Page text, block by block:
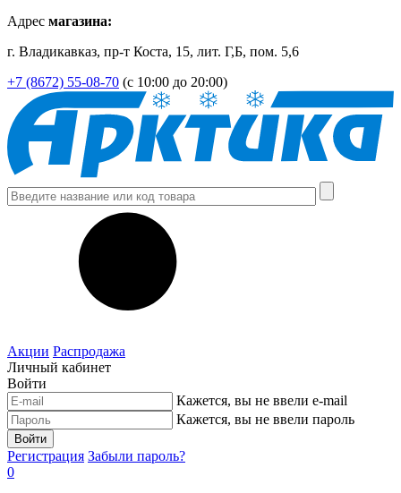
Адрес магазина:
г. Владикавказ, пр-т Коста, 15, лит. Г,Б, пом. 5,6
+7 (8672) 55-08-70 (с 10:00 до 20:00)
Акции Распродажа
Личный кабинет
Войти
Кажется, вы не ввели e-mail
Кажется, вы не ввели пароль
Войти
Регистрация Забыли пароль?
0